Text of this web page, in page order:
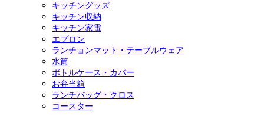
キッチングッズ
キッチン収納
キッチン家電
エプロン
ランチョンマット・テーブルウェア
水筒
ボトルケース・カバー
お弁当箱
ランチバッグ・クロス
コースター